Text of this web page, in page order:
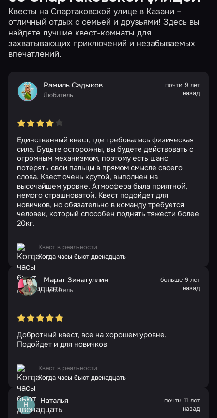
Квесты на Спартаковской улице в Казани –
отличный отдых с семьей и друзьями! Здесь вы
найдете лучшие квест-комнаты для
захватывающих приключений и незабываемых
впечатлений.
Рамиль Садыков
Любитель
почти 9 лет
назад
Единственный квест, где требовалась физическая
сила. Будьте осторожны, вы будете действовать с
огромным механизмом, поэтому есть шанс
потерять свои пальцы в прямом смысле своего
слова. Квест очень крутой, выполнен на
высочайшем уровне. Атмосфера была приятной,
немого страшноватой. Квест подойдет для
новичков, но обязательно в команду требуется
человек, который способен поднять тяжести более
20кг.
Квест в реальности
Когда часы бьют двенадцать
Марат Зинатуллин
Любитель
больше 9 лет
назад
Добротный квест, все на хорошем уровне.
Подойдет и для новичков.
Квест в реальности
Когда часы бьют двенадцать
Н Наталья
почти 11 лет
назад